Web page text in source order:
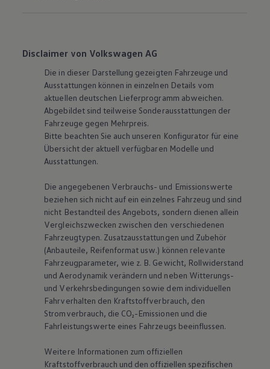
Disclaimer von Volkswagen AG
Die in dieser Darstellung gezeigten Fahrzeuge und
Ausstattungen können in einzelnen Details vom
aktuellen deutschen Lieferprogramm abweichen.
Abgebildet sind teilweise Sonderausstattungen der
Fahrzeuge gegen Mehrpreis.
Bitte beachten Sie auch unseren Konfigurator für eine
Übersicht der aktuell verfügbaren Modelle und
Ausstattungen.
Die angegebenen Verbrauchs- und Emissionswerte
beziehen sich nicht auf ein einzelnes Fahrzeug und sind
nicht Bestandteil des Angebots, sondern dienen allein
Vergleichszwecken zwischen den verschiedenen
Fahrzeugtypen. Zusatzausstattungen und Zubehör
(Anbauteile, Reifenformat usw.) können relevante
Fahrzeugparameter, wie z. B. Gewicht, Rollwiderstand
und Aerodynamik verändern und neben Witterungs-
und Verkehrsbedingungen sowie dem individuellen
Fahrverhalten den Kraftstoffverbrauch, den
Stromverbrauch, die CO₂-Emissionen und die
Fahrleistungswerte eines Fahrzeugs beeinflussen.
Weitere Informationen zum offiziellen
Kraftstoffverbrauch und den offiziellen spezifischen